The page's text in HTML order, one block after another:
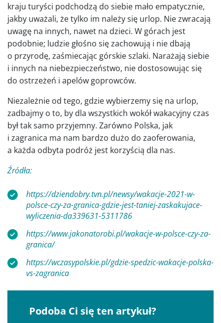
kraju turyści podchodzą do siebie mało empatycznie,
jakby uważali, że tylko im należy się urlop. Nie zwracają
uwagę na innych, nawet na dzieci. W górach jest
podobnie; ludzie głośno się zachowują i nie dbają
o przyrodę, zaśmiecając górskie szlaki. Narażają siebie
i innych na niebezpieczeństwo, nie dostosowując się
do ostrzeżeń i apelów goprowców.
Niezależnie od tego, gdzie wybierzemy się na urlop,
zadbajmy o to, by dla wszystkich wokół wakacyjny czas
był tak samo przyjemny. Zarówno Polska, jak
i zagranica ma nam bardzo dużo do zaoferowania,
a każda odbyta podróż jest korzyścią dla nas.
Źródła:
https://dziendobry.tvn.pl/newsy/wakacje-2021-w-
polsce-czy-za-granica-gdzie-jest-taniej-zaskakujace-
wyliczenia-da339631-5311786
https://www.jakonatorobi.pl/wakacje-w-polsce-czy-za-
granica/
https://wczasypolskie.pl/gdzie-spedzic-wakacje-polska-
vs-zagranica
Podoba Ci się ten artykuł?